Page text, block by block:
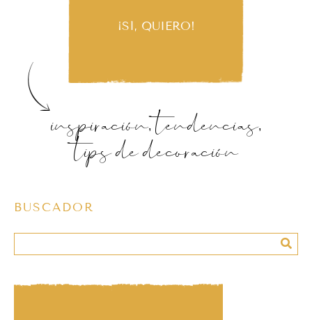
¡SÍ, QUIERO!
inspiración, tendencias,
tips de decoración
BUSCADOR